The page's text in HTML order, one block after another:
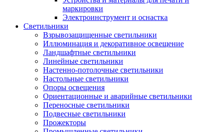
маркировки
Электроинструмент и оснастка
Светильники
Взрывозащищенные светильники
Иллюминация и декоративное освещение
Ландшафтные светильники
Линейные светильники
Настенно-потолочные светильники
Настольные светильники
Опоры освещения
Ориентационные и аварийные светильники
Переносные светильники
Подвесные светильники
Прожекторы